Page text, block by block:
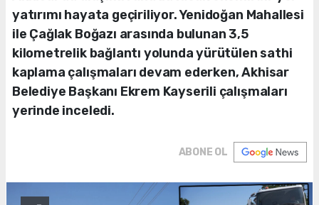
yatırımı hayata geçiriliyor. Yenidoğan Mahallesi
ile Çağlak Boğazı arasında bulunan 3,5
kilometrelik bağlantı yolunda yürütülen sathi
kaplama çalışmaları devam ederken, Akhisar
Belediye Başkanı Ekrem Kayserili çalışmaları
yerinde inceledi.
ABONE OL